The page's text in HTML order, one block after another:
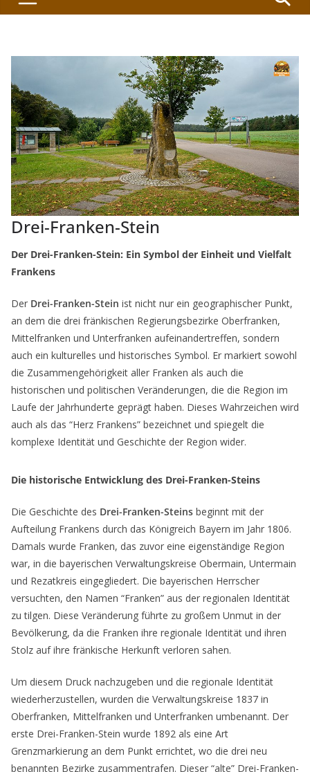
Drei-Franken-Stein
Der Drei-Franken-Stein: Ein Symbol der Einheit und Vielfalt
Frankens
Der Drei-Franken-Stein ist nicht nur ein geographischer Punkt,
an dem die drei fränkischen Regierungsbezirke Oberfranken,
Mittelfranken und Unterfranken aufeinandertreffen, sondern
auch ein kulturelles und historisches Symbol. Er markiert sowohl
die Zusammengehörigkeit aller Franken als auch die
historischen und politischen Veränderungen, die die Region im
Laufe der Jahrhunderte geprägt haben. Dieses Wahrzeichen wird
auch als das “Herz Frankens” bezeichnet und spiegelt die
komplexe Identität und Geschichte der Region wider.
Die historische Entwicklung des Drei-Franken-Steins
Die Geschichte des Drei-Franken-Steins beginnt mit der
Aufteilung Frankens durch das Königreich Bayern im Jahr 1806.
Damals wurde Franken, das zuvor eine eigenständige Region
war, in die bayerischen Verwaltungskreise Obermain, Untermain
und Rezatkreis eingegliedert. Die bayerischen Herrscher
versuchten, den Namen “Franken” aus der regionalen Identität
zu tilgen. Diese Veränderung führte zu großem Unmut in der
Bevölkerung, da die Franken ihre regionale Identität und ihren
Stolz auf ihre fränkische Herkunft verloren sahen.
Um diesem Druck nachzugeben und die regionale Identität
wiederherzustellen, wurden die Verwaltungskreise 1837 in
Oberfranken, Mittelfranken und Unterfranken umbenannt. Der
erste Drei-Franken-Stein wurde 1892 als eine Art
Grenzmarkierung an dem Punkt errichtet, wo die drei neu
benannten Bezirke zusammentrafen. Dieser “alte” Drei-Franken-